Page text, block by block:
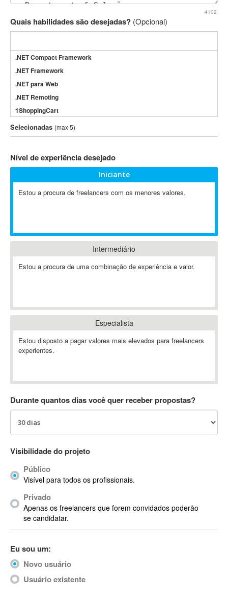
4102
Quais habilidades são desejadas? (Opcional)
.NET Compact Framework
.NET Framework
.NET para Web
.NET Remoting
1ShoppingCart
3DS Max
3GSM
802.11
A-GPS
ABAP
Abaqus
ABBYY FineReader
Ableton
Ableton Push
Abstract
AC3
ACID Pro
ACPI
Acrobat
Acrobat X
Acronis
ACT
Actimize
ActionScript
ActionScript 3
Selecionadas (max 5)
Nível de experiência desejado
Iniciante
Estou a procura de freelancers com os menores valores.
Intermediário
Estou a procura de uma combinação de experiência e valor.
Especialista
Estou disposto a pagar valores mais elevados para freelancers
experientes.
Durante quantos dias você quer receber propostas?
Visibilidade do projeto
Público
Visível para todos os profissionais.
Privado
Apenas os freelancers que forem convidados poderão
se candidatar.
Eu sou um:
Novo usuário
Usuário existente